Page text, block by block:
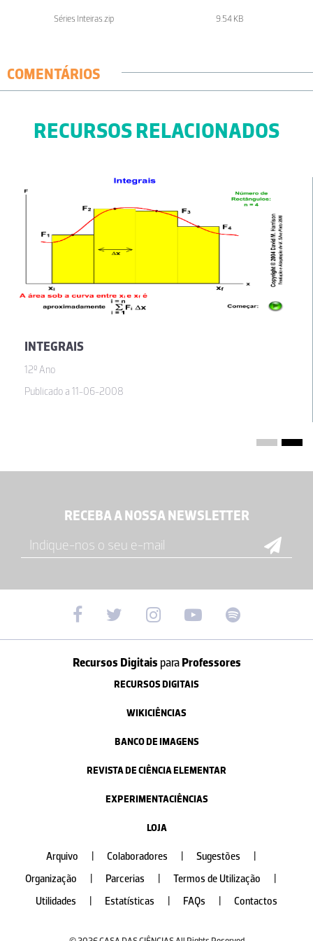
Séries Inteiras.zip 9.54 KB
COMENTÁRIOS
RECURSOS RELACIONADOS
INTEGRAIS
12º Ano
Publicado a 11-06-2008
RECEBA A NOSSA NEWSLETTER
Recursos Digitais paraProfessores
RECURSOS DIGITAIS
WIKICIÊNCIAS
BANCO DE IMAGENS
REVISTA DE CIÊNCIA ELEMENTAR
EXPERIMENTACIÊNCIAS
LOJA
Arquivo Colaboradores Sugestões
Organização
Parcerias Termos de Utilização
Utilidades
Estatísticas FAQs Contactos